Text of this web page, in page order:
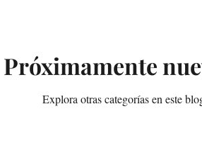
Próximamente
Explora otras categorías en este